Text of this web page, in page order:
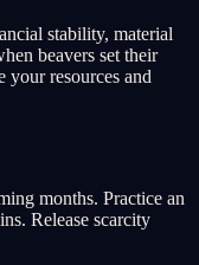
stability, material
beavers set their
your resources and
months. Practice an
Release scarcity